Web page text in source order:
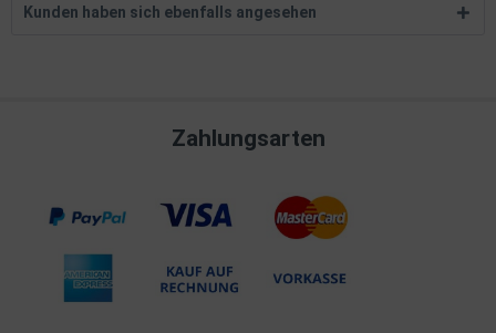
Kunden haben sich ebenfalls angesehen
Zahlungsarten